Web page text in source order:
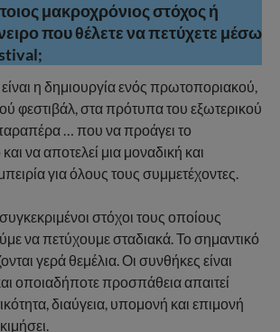
μακροχρόνιος στόχος ή
που θέλετε να πετύχετε μέσω
η δημιουργία ενός πρωτοποριακού,
φεστιβάλ, στα πρότυπα του εξωτερικού
… που να προάγει το
να αποτελεί μια μοναδική και
για όλους τους συμμετέχοντες.
στόχοι τους οποίους
να πετύχουμε σταδιακά. Το σημαντικό
γερά θεμέλια. Οι συνθήκες είναι
οποιαδήποτε προσπάθεια απαιτεί
διαύγεια, υπομονή και επιμονή